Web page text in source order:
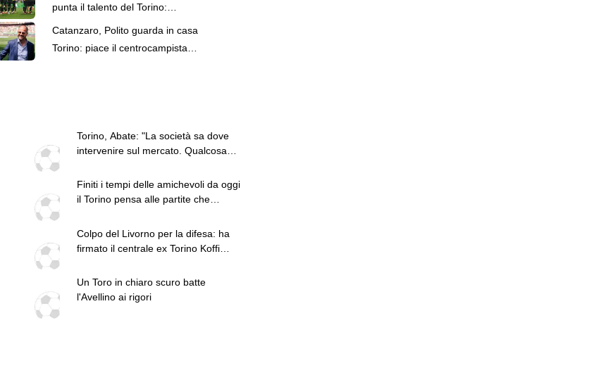
punta il talento del Torino:
possibile prestito in Serie B
Catanzaro, Polito guarda in casa
Torino: piace il centrocampista
Torino, Abate: "La società sa dove
intervenire sul mercato. Qualcosa
Finiti i tempi delle amichevoli da oggi
il Torino pensa alle partite che
ancora completa
Colpo del Livorno per la difesa: ha
firmato il centrale ex Torino Koffi
Un Toro in chiaro scuro batte
l'Avellino ai rigori